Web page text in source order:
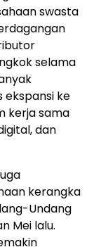
swasta
selama
ekspansi ke
kerja sama
dan
kerangka
Undang
Mei lalu.